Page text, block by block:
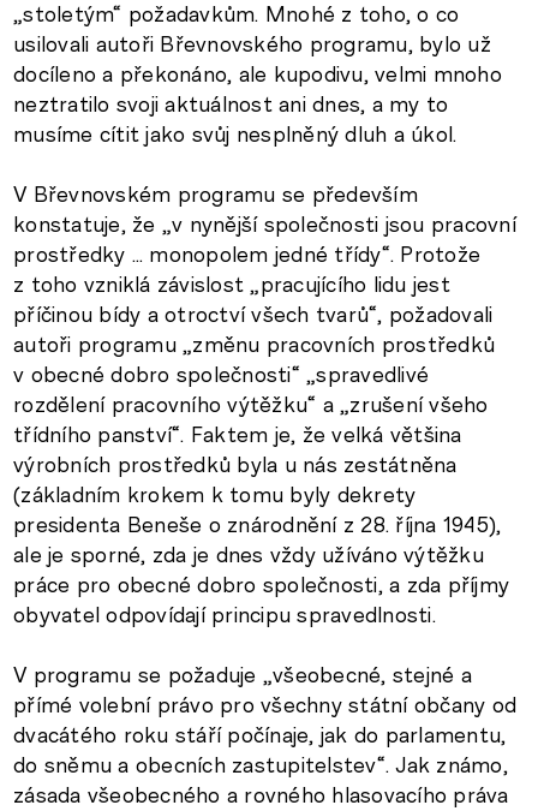
„stoletým“ požadavkům. Mnohé z toho, o co
usilovali autoři Břevnovského programu, bylo už
docíleno a překonáno, ale kupodivu, velmi mnoho
neztratilo svoji aktuálnost ani dnes, a my to
musíme cítit jako svůj nesplněný dluh a úkol.
V Břevnovském programu se především
konstatuje, že „v nynější společnosti jsou pracovní
prostředky … monopolem jedné třídy“. Protože
z toho vzniklá závislost „pracujícího lidu jest
příčinou bídy a otroctví všech tvarů“, požadovali
autoři programu „změnu pracovních prostředků
v obecné dobro společnosti“ „spravedlivé
rozdělení pracovního výtěžku“ a „zrušení všeho
třídního panství“. Faktem je, že velká většina
výrobních prostředků byla u nás zestátněna
(základním krokem k tomu byly dekrety
presidenta Beneše o znárodnění z 28. října 1945),
ale je sporné, zda je dnes vždy užíváno výtěžku
práce pro obecné dobro společnosti, a zda příjmy
obyvatel odpovídají principu spravedlnosti.
V programu se požaduje „všeobecné, stejné a
přímé volební právo pro všechny státní občany od
dvacátého roku stáří počínaje, jak do parlamentu,
do sněmu a obecních zastupitelstev“. Jak známo,
zásada všeobecného a rovného hlasovacího práva